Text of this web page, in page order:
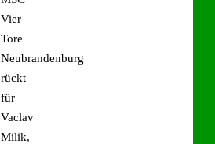
Vier
Tore
Neubrandenburg
rückt
für
Vaclav
Milik,